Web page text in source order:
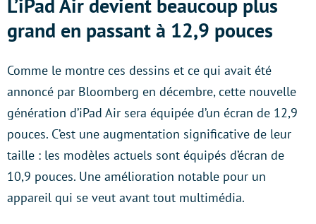
L’iPad Air devient beaucoup plus
grand en passant à 12,9 pouces
Comme le montre ces dessins et ce qui avait été
annoncé par Bloomberg en décembre, cette nouvelle
génération d’iPad Air sera équipée d’un écran de 12,9
pouces. C’est une augmentation significative de leur
taille : les modèles actuels sont équipés d’écran de
10,9 pouces. Une amélioration notable pour un
appareil qui se veut avant tout multimédia.